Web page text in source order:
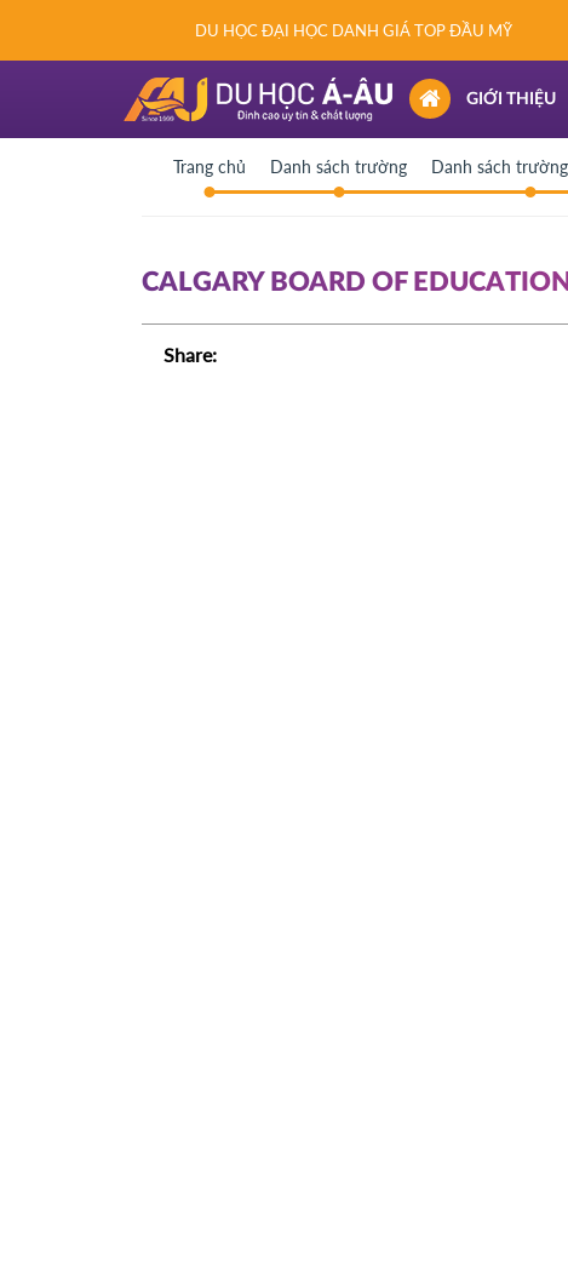
DU HỌC ĐẠI HỌC DANH GIÁ TOP ĐẦU MỸ
(CURRENT)
GIỚI THIỆU
Trang chủ Danh sách trường Danh sách
CALGARY BOARD OF EDUCATION
Share: